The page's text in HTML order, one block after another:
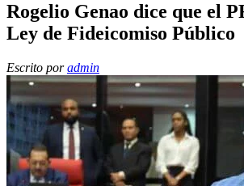
Rogelio Genao dice que el
Ley de Fideicomiso Público
Escrito poradmin